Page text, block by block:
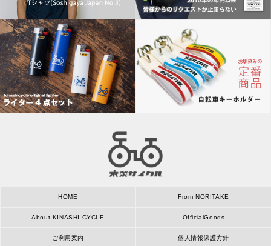
HOME From NORITAKE
About KINASHI CYCLE OfficialGoods
ご利用案内 個人情報保護方針